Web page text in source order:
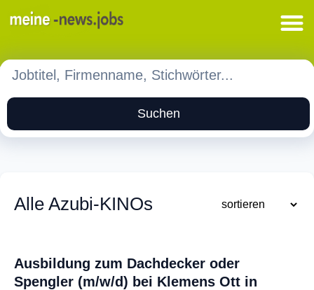
Suchen
Alle Azubi-KINOs
Ausbildung zum Dachdecker oder
Spengler (m/w/d) bei Klemens Ott in